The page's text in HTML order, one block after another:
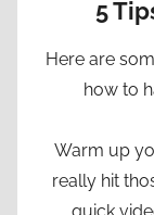
5
Here are
how to
Warm up
really hit